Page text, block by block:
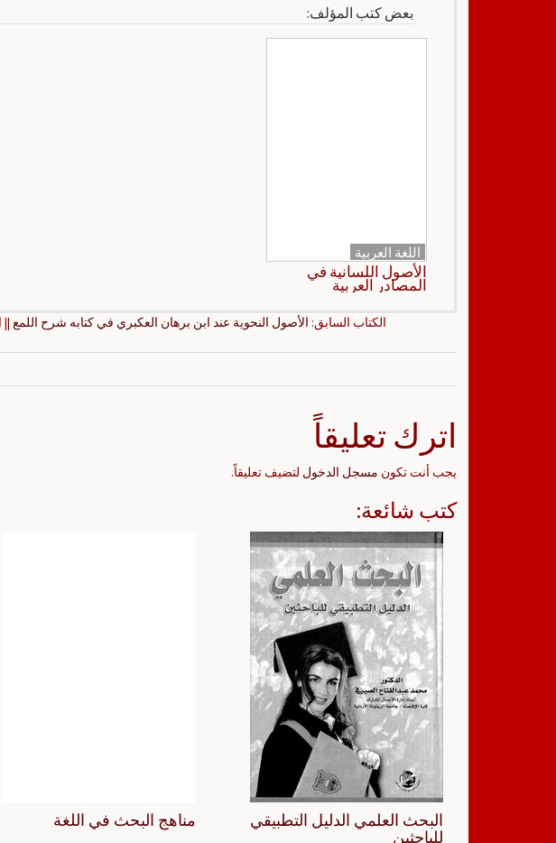
بعض كتب المؤلف:
اللغة العربية
الأصول اللسانية في
المصادر العربية
الكتاب السابق: الأصول النحوية عند ابن برهان العكبري في كتابه شرح اللمع||
اترك تعليقاً
يجب أنت تكون مسجل الدخول لتضيف تعليقاً.
كتب شائعة:
مناهج البحث في اللغة
البحث العلمي الدليل التطبيقي
للباحثين